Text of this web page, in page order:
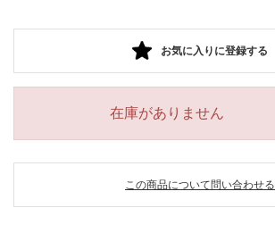
お気に入りに登録する
在庫がありません
この商品について問い合わせる